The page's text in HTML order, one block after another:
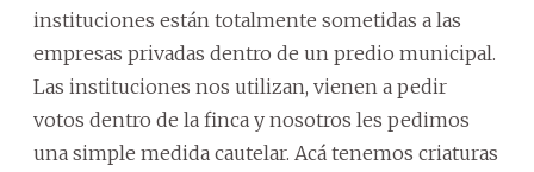
instituciones están totalmente sometidas a las
empresas privadas dentro de un predio municipal.
Las instituciones nos utilizan, vienen a pedir
votos dentro de la finca y nosotros les pedimos
una simple medida cautelar. Acá tenemos criaturas